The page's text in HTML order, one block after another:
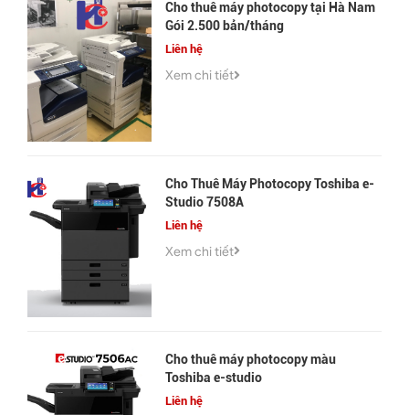
Cho thuê máy photocopy tại Hà Nam
Gói 2.500 bản/tháng
Liên hệ
Xem chi tiết
Cho Thuê Máy Photocopy Toshiba e-
Studio 7508A
Liên hệ
Xem chi tiết
Cho thuê máy photocopy màu
Toshiba e-studio
Liên hệ